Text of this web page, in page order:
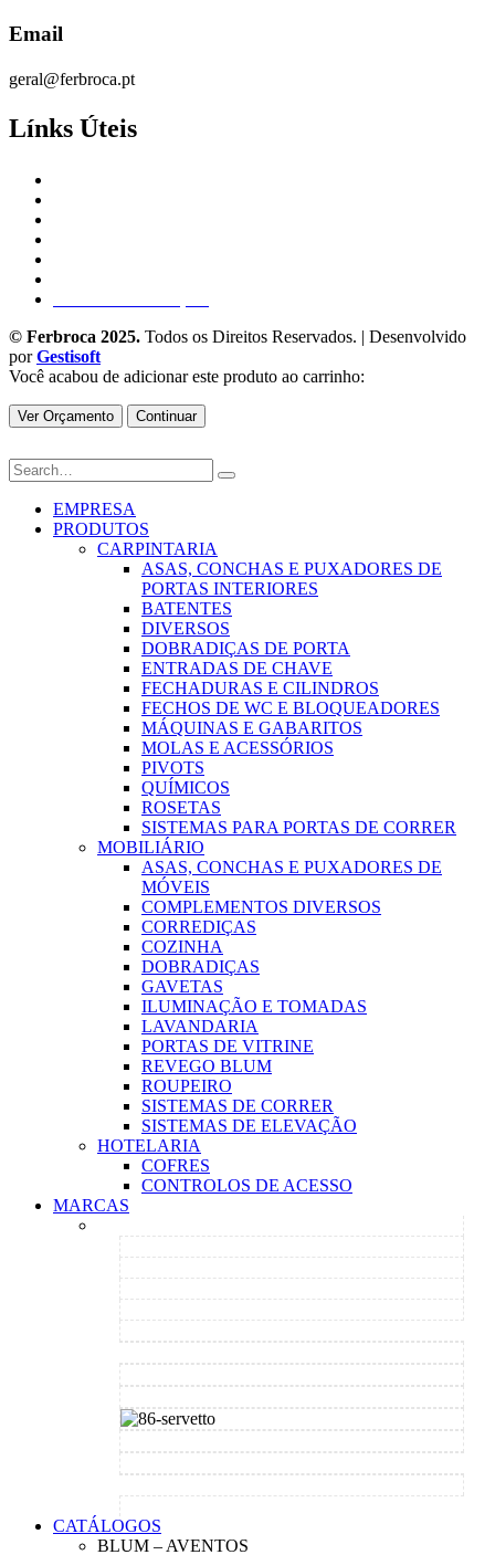
Email
geral@ferbroca.pt
Línks Úteis
© Ferbroca 2025. Todos os Direitos Reservados. | Desenvolvido
porGestisoft
Você acabou de adicionar este produto ao carrinho:
Ver Orçamento Continuar
EMPRESA
PRODUTOS
CARPINTARIA
ASAS, CONCHAS E PUXADORES DE
PORTAS INTERIORES
BATENTES
DIVERSOS
DOBRADIÇAS DE PORTA
ENTRADAS DE CHAVE
FECHADURAS E CILINDROS
FECHOS DE WC E BLOQUEADORES
MÁQUINAS E GABARITOS
MOLAS E ACESSÓRIOS
PIVOTS
QUÍMICOS
ROSETAS
SISTEMAS PARA PORTAS DE CORRER
MOBILIÁRIO
ASAS, CONCHAS E PUXADORES DE
MÓVEIS
COMPLEMENTOS DIVERSOS
CORREDIÇAS
COZINHA
DOBRADIÇAS
GAVETAS
ILUMINAÇÃO E TOMADAS
LAVANDARIA
PORTAS DE VITRINE
REVEGO BLUM
ROUPEIRO
SISTEMAS DE CORRER
SISTEMAS DE ELEVAÇÃO
HOTELARIA
COFRES
CONTROLOS DE ACESSO
MARCAS
CATÁLOGOS
BLUM – AVENTOS